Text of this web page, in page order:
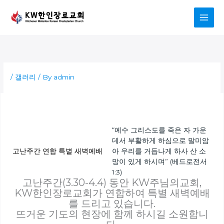
content
/ 갤러리 / By admin
고난주간 연합 특별 새벽예배
“예수 그리스도를 죽은 자 가운
데서 부활하게 하심으로 말미암
아 우리를 거듭나게 하사 산 소
망이 있게 하시며” (베드로전서
1:3)
고난주간(3.30-4.4) 동안 KW주님의교회,
KW한인장로교회가 연합하여 특별 새벽예배
를 드리고 있습니다.
뜨거운 기도의 현장에 함께 하시길 소원합니